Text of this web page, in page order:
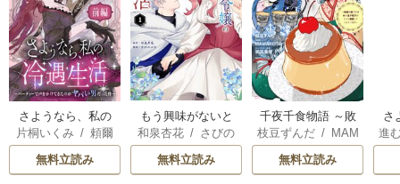
さようなら、私の
冷遇生活 ～パーテ
ィーで声をかけて
きたのがヤバい男
片桐いくみ / 頼爾
無料立読み
もう興味がないと
離婚された令嬢の
意外と楽しい新生
活
和泉杏花 / さびの
ぶち
無料立読み
千夜千食物語 ～敗
国の姫ですが氷の
皇子殿下がどうも
溺愛してくれてい
枝豆ずんだ/ MAM
AKOTO/鴉羽凛燈
無料立読み
さ
な
進